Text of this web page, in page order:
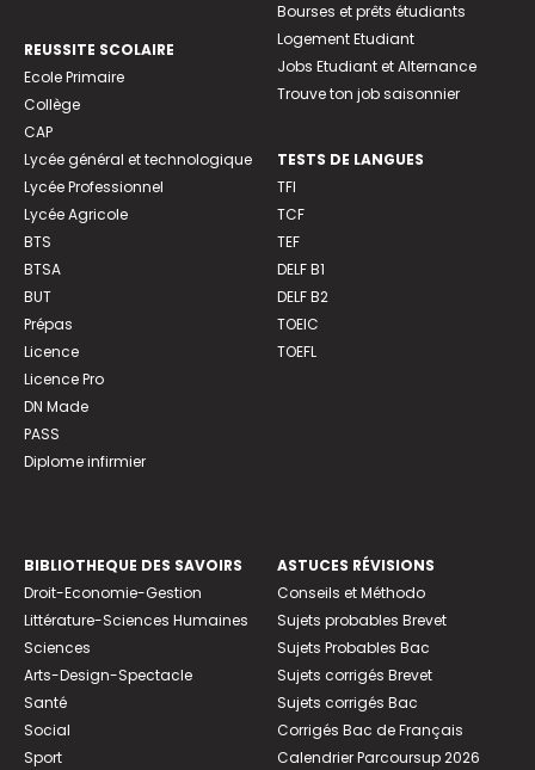
REUSSITE SCOLAIRE
Ecole Primaire
Collège
CAP
Lycée général et technologique
Lycée Professionnel
Lycée Agricole
BTS
BTSA
BUT
Prépas
Licence
Licence Pro
DN Made
PASS
Diplome infirmier
Bourses et prêts étudiants
Logement Etudiant
Jobs Etudiant et Alternance
Trouve ton job saisonnier
TESTS DE LANGUES
TFI
TCF
TEF
DELF B1
DELF B2
TOEIC
TOEFL
BIBLIOTHEQUE DES SAVOIRS
Droit-Economie-Gestion
Littérature-Sciences Humaines
Sciences
Arts-Design-Spectacle
Santé
Social
Sport
ASTUCES RÉVISIONS
Conseils et Méthodo
Sujets probables Brevet
Sujets Probables Bac
Sujets corrigés Brevet
Sujets corrigés Bac
Corrigés Bac de Français
Calendrier Parcoursup 2026